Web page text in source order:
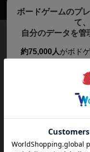
ボードゲームのプ
て、
自分のデータを管
約75,000人がボド
遊んだボード
気になるゲーム
お気に入り作品
ログイン / 会員
Google
ボドゲーマTOP
ボードゲームを検索
ボードゲームの新着
ボードゲーム会情報
掲示板・トピックス